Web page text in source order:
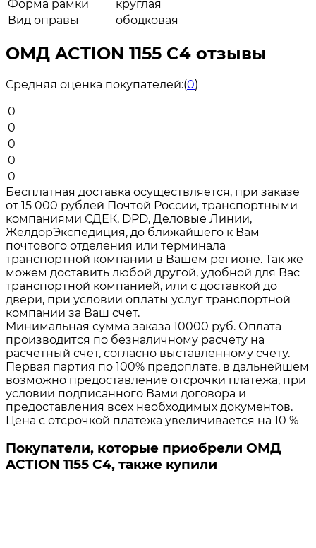
Форма рамки
круглая
Вид оправы
ободковая
ОМД ACTION 1155 C4 отзывы
Средняя оценка покупателей:(0)
0
0
0
0
0
Бесплатная доставка осуществляется, при заказе
от 15 000 рублей Почтой России, транспортными
компаниями СДЕК, DPD, Деловые Линии,
ЖелдорЭкспедиция, до ближайшего к Вам
почтового отделения или терминала
транспортной компании в Вашем регионе. Так же
можем доставить любой другой, удобной для Вас
транспортной компанией, или с доставкой до
двери, при условии оплаты услуг транспортной
компании за Ваш счет.
Минимальная сумма заказа 10000 руб. Оплата
производится по безналичному расчету на
расчетный счет, согласно выставленному счету.
Первая партия по 100% предоплате, в дальнейшем
возможно предоставление отсрочки платежа, при
условии подписанного Вами договора и
предоставления всех необходимых документов.
Цена с отсрочкой платежа увеличивается на 10 %
Покупатели, которые приобрели ОМД
ACTION 1155 C4, также купили